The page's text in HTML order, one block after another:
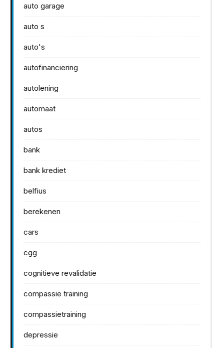
auto garage
auto s
auto's
autofinanciering
autolening
automaat
autos
bank
bank krediet
belfius
berekenen
cars
cgg
cognitieve revalidatie
compassie training
compassietraining
depressie